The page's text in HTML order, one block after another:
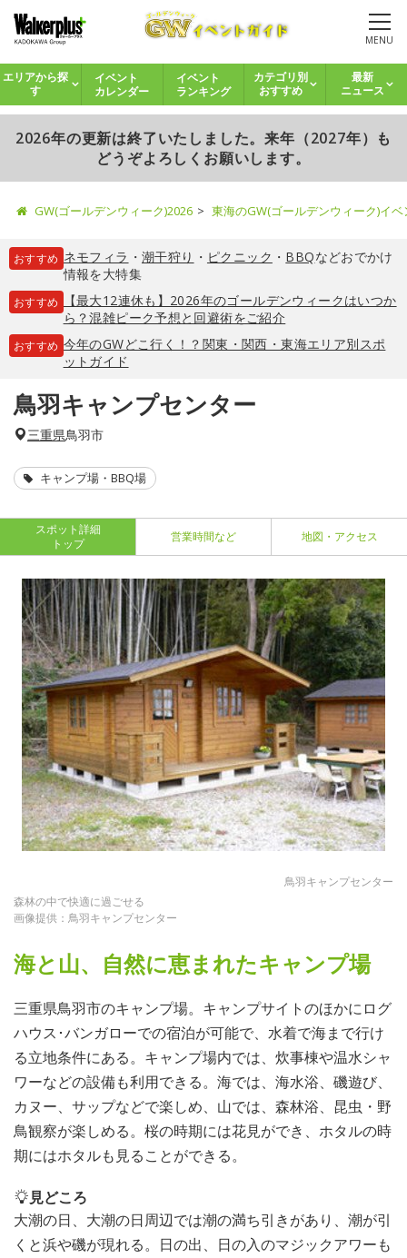
MENU
エリアから探
す
イベント
カレンダー
イベント
ランキング
カテゴリ別
おすすめ
最新
ニュース
2026年の更新は終了いたしました。来年（2027年）も
どうぞよろしくお願いします。
GW(ゴールデンウィーク)2026 東海のGW(ゴールデンウィーク)イ
おすすめ ネモフィラ ・ 潮干狩り ・ ピクニック ・ BBQなどおでかけ
情報を大特集
おすすめ
【最大12連休も】2026年のゴールデンウィークはいつか
ら？混雑ピーク予想と回避術をご紹介
おすすめ 今年のGWどこ行く！？関東・関西・東海エリア別スポ
ットガイド
鳥羽キャンプセンター
三重県鳥羽市
キャンプ場・BBQ場
スポット詳細
トップ
営業時間など 地図・アクセス
鳥羽キャンプセンター
森林の中で快適に過ごせる
画像提供：鳥羽キャンプセンター
海と山、自然に恵まれたキャンプ場
三重県鳥羽市のキャンプ場。キャンプサイトのほかにログ
ハウス･バンガローでの宿泊が可能で、水着で海まで行け
る立地条件にある。キャンプ場内では、炊事棟や温水シャ
ワーなどの設備も利用できる。海では、海水浴、磯遊び、
カヌー、サップなどで楽しめ、山では、森林浴、昆虫・野
鳥観察が楽しめる。桜の時期には花見ができ、ホタルの時
期にはホタルも見ることができる。
見どころ
大潮の日、大潮の日周辺では潮の満ち引きがあり、潮が引
くと浜や磯が現れる。日の出、日の入のマジックアワーも